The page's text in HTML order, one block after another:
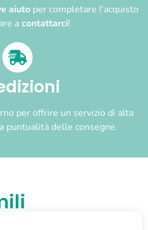
aiuto per completare l'acquisto
acontattarci!
per offrire un servizio di alta
puntualità delle consegne.